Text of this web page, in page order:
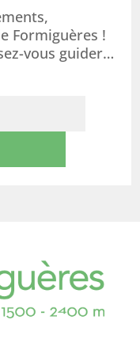
Formiguères !
vous guider…